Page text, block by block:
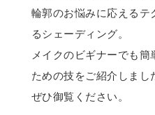
輪郭のお悩みに応えるテ
るシェーディング。
メイクのビギナーでも
ための技をご紹介しまし
ぜひ御覧ください。